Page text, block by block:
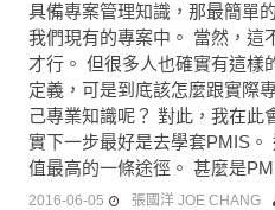
具備專案管理知識，那最簡單
我們現有的專案中。 當然，這
才行。 但很多人也確實有這樣
定義，可是到底該怎麼跟實際
己專業知識呢？ 對此，我在此
實下一步最好是去學套PMIS
值最高的一條途徑。 甚麼是
2016-06-05 張國洋 JOE CHANG